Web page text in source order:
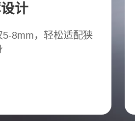
计
5-8mm，轻松适配狭